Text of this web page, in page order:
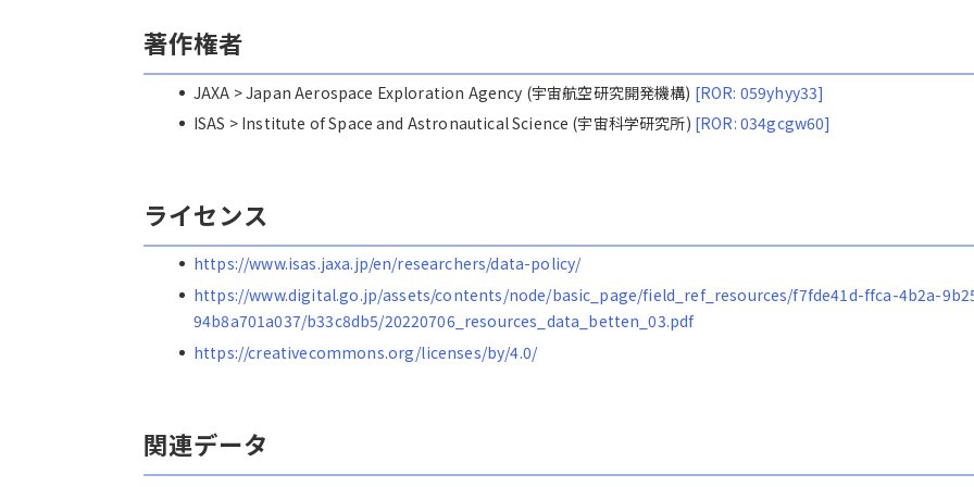
著作権者
JAXA > Japan Aerospace Exploration Agency (宇宙航空研究開発機構) [ROR: 059yhyy33]
ISAS > Institute of Space and Astronautical Science (宇宙科学研究所) [ROR: 034gcgw60]
ライセンス
https://www.isas.jaxa.jp/en/researchers/data-policy/
https://www.digital.go.jp/assets/contents/node/basic_page/field_ref_resources/f7fde41d-ffca-4b2a-
94b8a701a037/b33c8db5/20220706_resources_data_betten_03.pdf
https://creativecommons.org/licenses/by/4.0/
関連データ